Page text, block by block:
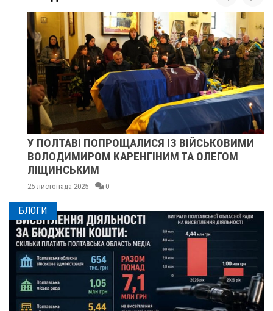
У ПОЛТАВІ ПОПРОЩАЛИСЯ ІЗ ВІЙСЬКОВИМИ
ВОЛОДИМИРОМ КАРЕНГІНИМ ТА ОЛЕГОМ
ЛІЩИНСЬКИМ
25 листопада 2025 0
БЛОГИ